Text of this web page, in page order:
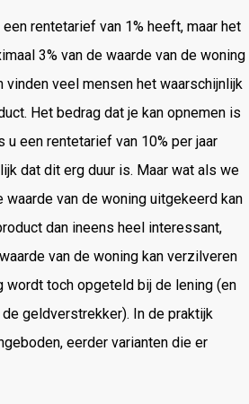
rentetarief van 1% heeft, maar het
3% van de waarde van de woning
vinden veel mensen het waarschijnlijk
Het bedrag dat je kan opnemen is
een rentetarief van 10% per jaar
dat dit erg duur is. Maar wat als we
waarde van de woning uitgekeerd kan
dan ineens heel interessant,
van de woning kan verzilveren
wordt toch opgeteld bij de lening (en
geldverstrekker). In de praktijk
eerder varianten die er